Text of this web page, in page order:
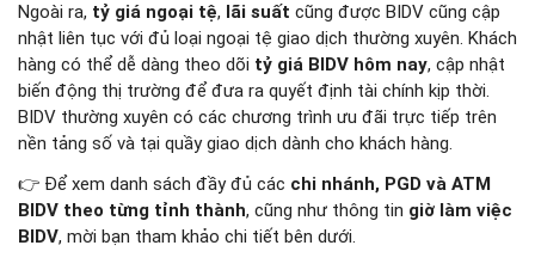
Ngoài ra, tỷ giá ngoại tệ, lãi suất cũng được BIDV cũng cập
nhật liên tục với đủ loại ngoại tệ giao dịch thường xuyên. Khách
hàng có thể dễ dàng theo dõi tỷ giá BIDV hôm nay, cập nhật
biến động thị trường để đưa ra quyết định tài chính kịp thời.
BIDV thường xuyên có các chương trình ưu đãi trực tiếp trên
nền tảng số và tại quầy giao dịch dành cho khách hàng.
👉 Để xem danh sách đầy đủ các chi nhánh, PGD và ATM
BIDV theo từng tỉnh thành, cũng như thông tin giờ làm việc
BIDV, mời bạn tham khảo chi tiết bên dưới.